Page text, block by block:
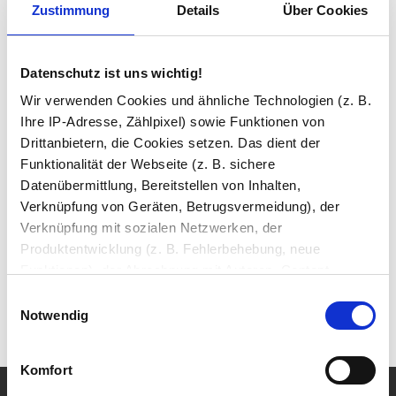
Zustimmung Details Über Cookies
Datenschutz ist uns wichtig!
Wir verwenden Cookies und ähnliche Technologien (z. B.
Ihre IP-Adresse, Zählpixel) sowie Funktionen von
Drittanbietern, die Cookies setzen. Das dient der
Funktionalität der Webseite (z. B. sichere
Datenübermittlung, Bereitstellen von Inhalten,
Verknüpfung von Geräten, Betrugsvermeidung), der
Verknüpfung mit sozialen Netzwerken, der
Produktentwicklung (z. B. Fehlerbehebung, neue
(z. B. Ladezeiten, personalisierte Inhalte,
Bereitstellung und Messen von Anzeigen, personalisierte
Anzeigen, Retargeting).
Notwendig
Komfort
Beratung und Support:
Unsere Glas-Experten beraten Sie gern kostenlos per
oder Telefon unter02 31 / 999 56 79. Wir sind Mo–Fr von
08:00–16:00 Uhr für Sie da.
Montage & Downloads